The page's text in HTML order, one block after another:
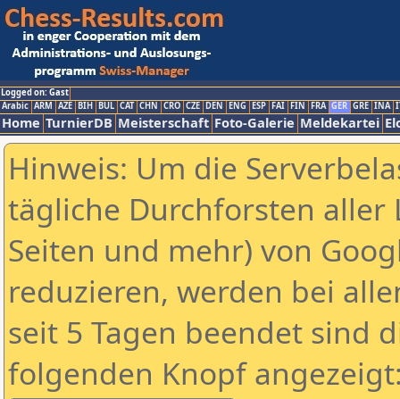
Logged on: Gast
Arabic ARM AZE BIH BUL CAT CHN CRO CZE DEN ENG ESP FAI FIN FRA GER GRE INA
Home TurnierDB Meisterschaft Foto-Galerie Meldekartei
Hinweis: Um die
tägliche Durchforsten aller
Seiten und mehr) von
reduzieren, werden bei
seit 5 Tagen beendet sind
folgenden Knopf